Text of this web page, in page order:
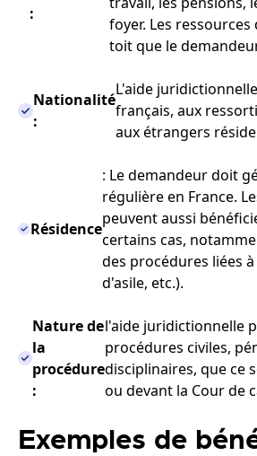
:
foyer. Les
toit que le
Nationalité
:
L'aide
français, aux
aux étrangers
Résidence
: Le demandeur doit
régulière en France.
peuvent aussi
certains cas,
des procédures liées
d'asile, etc.).
Nature de
la
procédure
:
l'aide juridictionnelle
procédures civiles,
disciplinaires, que ce
ou devant la Cour de
Exemples de